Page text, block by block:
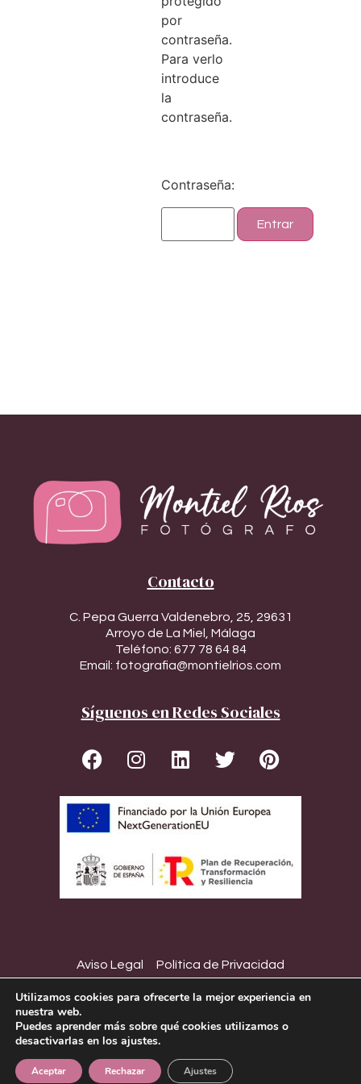
por
contraseña.
Para verlo
introduce
la
contraseña.
Contraseña:
Contacto
C. Pepa Guerra Valdenebro, 25, 29631
Arroyo de La Miel, Málaga
Teléfono: 677 78 64 84
Email: fotografia@montielrios.com
Síguenos en Redes Sociales
Aviso Legal
Política de Privacidad
Copyright © Montiel Ríos 2023
Diseño web:
Utilizamos cookies para ofrecerte la mejor experiencia en
nuestra web.
Puedes aprender más sobre qué cookies utilizamos o
desactivarlas en los ajustes.
Aceptar Rechazar Ajustes